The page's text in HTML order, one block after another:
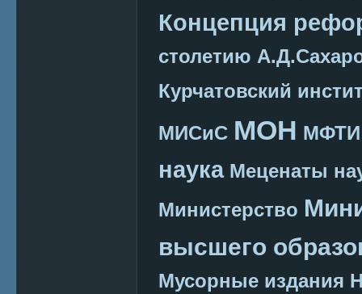
Концепция
столетию
Курчатовский
МИСиС МОН МФТИ
наука Меценаты
Министерство
высшего
Мусорные издания